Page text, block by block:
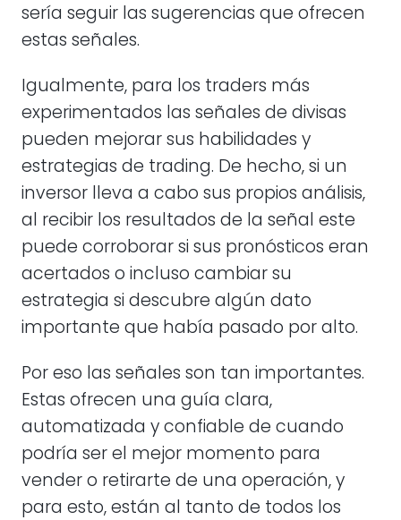
sería seguir las sugerencias que ofrecen
estas señales.
Igualmente, para los traders más
experimentados las señales de divisas
pueden mejorar sus habilidades y
estrategias de trading. De hecho, si un
inversor lleva a cabo sus propios análisis,
al recibir los resultados de la señal este
puede corroborar si sus pronósticos eran
acertados o incluso cambiar su
estrategia si descubre algún dato
importante que había pasado por alto.
Por eso las señales son tan importantes.
Estas ofrecen una guía clara,
automatizada y confiable de cuando
podría ser el mejor momento para
vender o retirarte de una operación, y
para esto, están al tanto de todos los